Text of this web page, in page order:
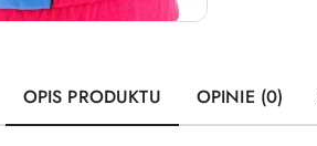
OPIS PRODUKTU OPINIE (0)